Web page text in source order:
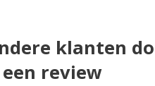
klanten
review